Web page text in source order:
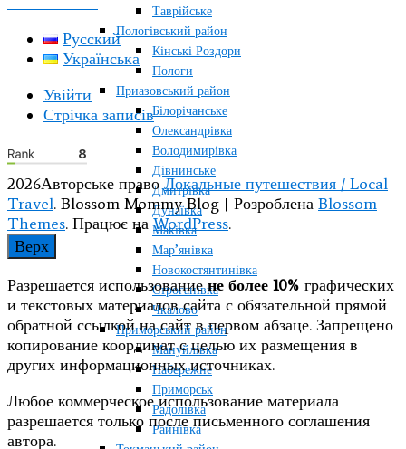
Таврійське
Пологівський район
Кінські Роздори
Пологи
Приазовський район
Білорічанське
Олександрівка
Володимирівка
Дівнинське
Дмитрівка
Дунаївка
Маківка
Мар’янівка
Новокостянтинівка
Строганівка
Чкалово
Приморський район
Мануйлівка
Набережне
Приморськ
Радолівка
Райнівка
Русский
Українська
Увійти
Стрічка записів
2026Авторське правоЛокальные путешествия / Local
Travel. Blossom Mommy Blog | Розроблена Blossom
Themes. Працює наWordPress.
Верх
Разрешается использованиене более 10% графических
и текстовых материалов сайта с обязательной прямой
обратной ссылкой на сайт в первом абзаце. Запрещено
копирование координат с целью их размещения в
других информационных источниках.
Любое коммерческое использование материала
разрешается только после письменного соглашения
автора.